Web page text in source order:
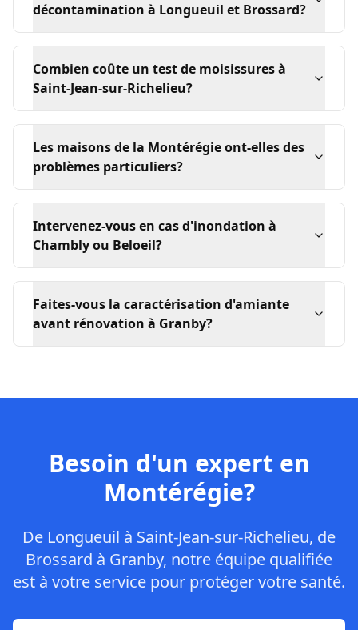
décontamination à Longueuil et Brossard?
Combien coûte un test de moisissures à
Saint-Jean-sur-Richelieu?
Les maisons de la Montérégie ont-elles des
problèmes particuliers?
Intervenez-vous en cas d'inondation à
Chambly ou Beloeil?
Faites-vous la caractérisation d'amiante
avant rénovation à Granby?
Besoin d'un expert en
Montérégie?
De Longueuil à Saint-Jean-sur-Richelieu, de
Brossard à Granby, notre équipe qualifiée
est à votre service pour protéger votre santé.